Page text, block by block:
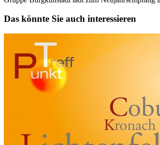
Das könnte Sie auch interessieren